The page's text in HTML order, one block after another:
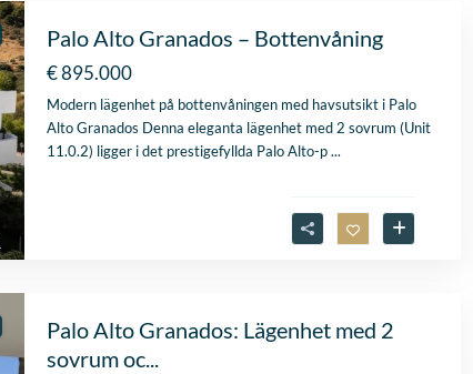
Palo Alto Granados – Bottenvåning
€ 895.000
Modern lägenhet på bottenvåningen med havsutsikt i Palo
Alto Granados Denna eleganta lägenhet med 2 sovrum (Unit
11.0.2) ligger i det prestigefyllda Palo Alto-p...
Palo Alto Granados: Lägenhet med 2
sovrum oc...
Fantastische service en
Zeer goede service en
uitstekende
Er werd echt de tijd
genomen om mijn
Stijn, mijn
vastgoedmakelaar, heb
communicatie
Lees verder
2026